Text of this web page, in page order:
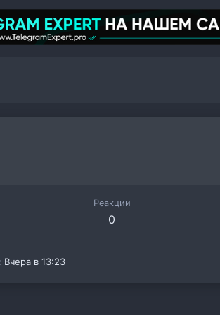
Реакции
0
Вчера в 13:23